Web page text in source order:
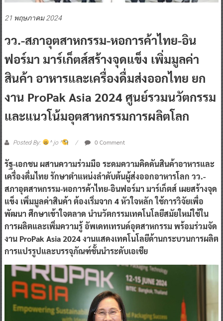
21 พฤษภาคม 2024
วว.-สภาอุตสาหกรรม-หอการค้าไทย-อิน
ฟอร์มา มาร์เก็ตส์สร้างจุดแข็ง เพิ่มมูลค่า
สินค้า อาหารและเครื่องดื่มส่งออกไทย ยก
งาน ProPak Asia 2024 ศูนย์รวมนวัตกรรม
และแนวโน้มอุตสาหกรรมการผลิตโลก
Posted By: ^ jo ^ 0 Comment
รัฐ-เอกชน ผสานความร่วมมือ ระดมความคิดดันสินค้าอาหารและ
เครื่องดื่มไทย รักษาตำแหน่งลำดับต้นผู้ส่งออกอาหารโลก วว.-
สภาอุตสาหกรรม-หอการค้าไทย-อินฟอร์มา มาร์เก็ตส์ เผยสร้างจุด
แข็ง เพิ่มมูลค่าสินค้า ต้องเริ่มจาก 4 หัวใจหลัก ใช้การวิจัยเพื่อ
พัฒนา ศึกษาเข้าใจตลาด นำนวัตกรรมเทคโนโลยีสมัยใหม่ใช้ใน
การผลิตและเพิ่มความรู้ อัพเดทเทรนด์อุตสาหกรรม พร้อมร่วมจัด
งาน ProPak Asia 2024 งานแสดงเทคโนโลยีด้านกระบวนการผลิต
การแปรรูปและบรรจุภัณฑ์ชั้นนําระดับเอเชีย